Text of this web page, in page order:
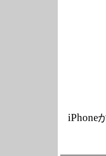
iPhone